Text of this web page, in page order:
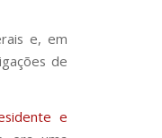
e, em
de
e